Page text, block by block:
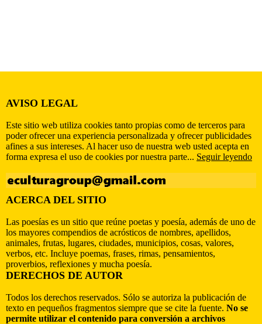
AVISO LEGAL
Este sitio web utiliza cookies tanto propias como de terceros para
poder ofrecer una experiencia personalizada y ofrecer publicidades
afines a sus intereses. Al hacer uso de nuestra web usted acepta en
forma expresa el uso de cookies por nuestra parte... Seguir leyendo
ACERCA DEL SITIO
Las poesías es un sitio que reúne poetas y poesía, además de uno de
los mayores compendios de acrósticos de nombres, apellidos,
animales, frutas, lugares, ciudades, municipios, cosas, valores,
verbos, etc. Incluye poemas, frases, rimas, pensamientos,
proverbios, reflexiones y mucha poesía.
DERECHOS DE AUTOR
Todos los derechos reservados. Sólo se autoriza la publicación de
texto en pequeños fragmentos siempre que se cite la fuente. No se
permite utilizar el contenido para conversión a archivos